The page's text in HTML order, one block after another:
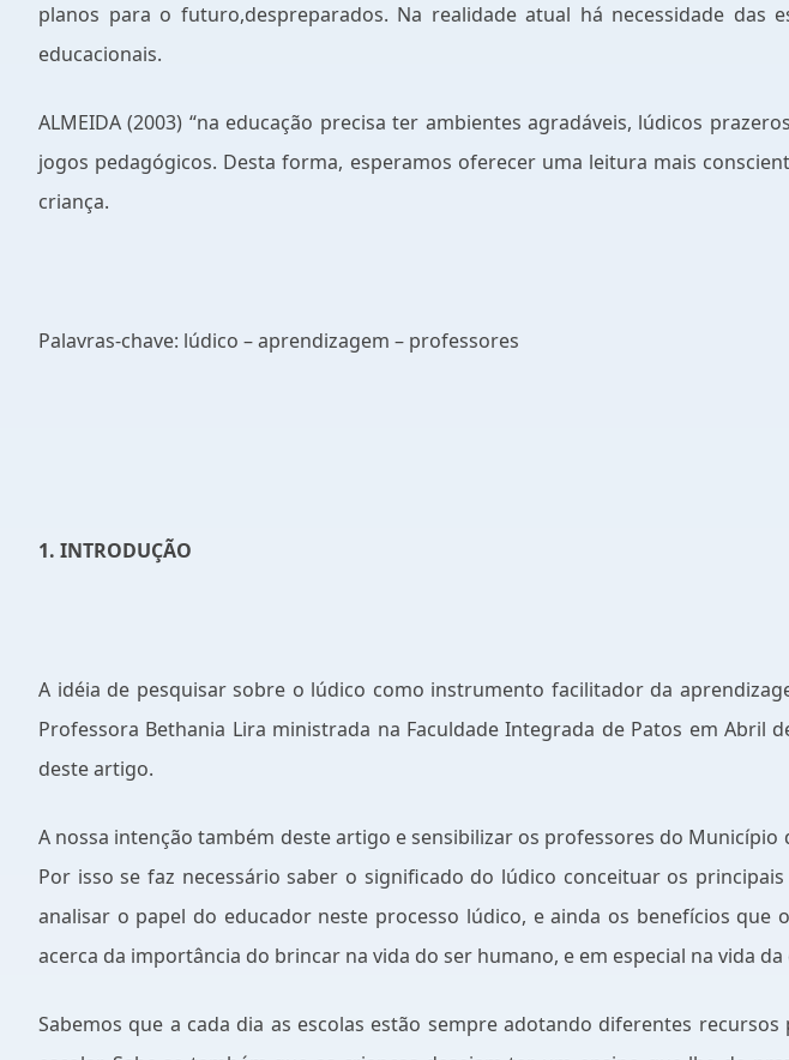
planos para o futuro,despreparados. Na realidade atual há necessidade
educacionais.
ALMEIDA (2003) “na educação precisa ter ambientes agradáveis, lúdicos
jogos pedagógicos. Desta forma, esperamos oferecer uma leitura mais
criança.
Palavras-chave: lúdico – aprendizagem – professores
1. INTRODUÇÃO
A idéia de pesquisar sobre o lúdico como instrumento facilitador da
Professora Bethania Lira ministrada na Faculdade Integrada de Patos em Abril
deste artigo.
A nossa intenção também deste artigo e sensibilizar os professores do
Por isso se faz necessário saber o significado do lúdico conceituar os
analisar o papel do educador neste processo lúdico, e ainda os benefícios
acerca da importância do brincar na vida do ser humano, e em especial na vida da
Sabemos que a cada dia as escolas estão sempre adotando diferentes